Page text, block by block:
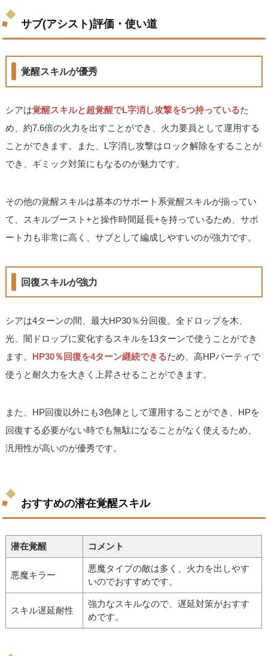
サブ(アシスト)評価・使い道
覚醒スキルが優秀
シアは覚醒スキルと超覚醒でL字消し攻撃を5つ持っているた
め、約7.6倍の火力を出すことができ、火力要員として運用する
ことができます。また、L字消し攻撃はロック解除をすることが
でき、ギミック対策にもなるのが魅力です。
その他の覚醒スキルは基本のサポート系覚醒スキルが揃ってい
て、スキルブースト+と操作時間延長+を持っているため、サポ
ート力も非常に高く、サブとして編成しやすいのが強力です。
回復スキルが強力
シアは4ターンの間、最大HP30％分回復。全ドロップを木、
光、闇ドロップに変化するスキルを13ターンで使うことができ
ます。 HP30％回復を4ターン継続できるため、高HPパーティで
使うと耐久力を大きく上昇させることができます。
また、HP回復以外にも3色陣として運用することができ、HPを
回復する必要がない時でも無駄になることがなく使えるため、
汎用性が高いのが優秀です。
おすすめの潜在覚醒スキル
潜在覚醒 コメント
悪魔キラー
悪魔タイプの敵は多く、火力を出しやす
いのでおすすめです。
スキル遅延耐性
強力なスキルなので、遅延対策がおすす
めです。